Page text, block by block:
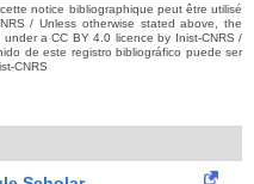
notice bibliographique peut être utilisé
/ Unless otherwise stated above, the
a CC BY 4.0 licence by Inist-CNRS /
de este registro bibliográfico puede ser
CNRS